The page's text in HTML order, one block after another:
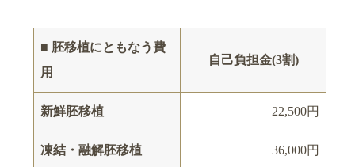
■ 胚移植にともなう費
用
自己負担金(3割)
新鮮胚移植 22,500円
凍結・融解胚移植 36,000円